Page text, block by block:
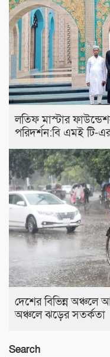
লতিফ মাস্টার
পরিদর্শন:বি এমই টি-
দেশের বিভিন্ন অঞ্চলে
অঞ্চলে ঝড়ের সতর্কতা
Search